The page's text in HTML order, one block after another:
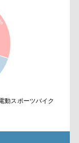
動スポーツバイク